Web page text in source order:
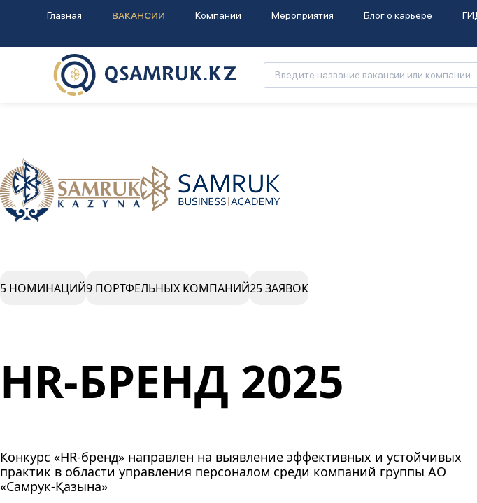
Главная ВАКАНСИИ Компании Мероприятия Блог о карьере
5 НОМИНАЦИЙ9 ПОРТФЕЛЬНЫХ КОМПАНИЙ25 ЗАЯВОК
HR-БРЕНД 2025
Конкурс «HR-бренд» направлен на выявление эффективных и устойчивых
практик в области управления персоналом среди компаний группы АО
«Самрук-Қазына»